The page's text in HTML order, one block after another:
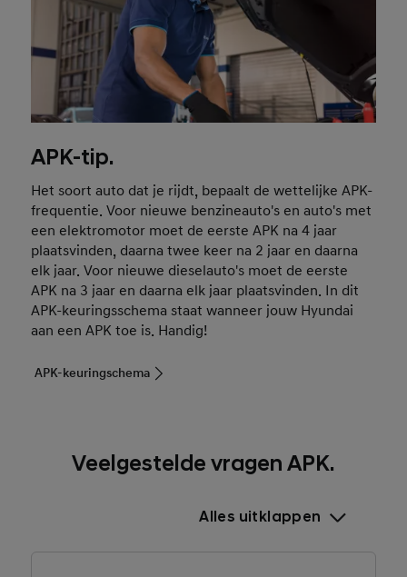
APK-tip.
Het soort auto dat je rijdt, bepaalt de wettelijke APK-
frequentie. Voor nieuwe benzineauto's en auto's met
een elektromotor moet de eerste APK na 4 jaar
plaatsvinden, daarna twee keer na 2 jaar en daarna
elk jaar. Voor nieuwe dieselauto's moet de eerste
APK na 3 jaar en daarna elk jaar plaatsvinden. In dit
APK-keuringsschema staat wanneer jouw Hyundai
aan een APK toe is. Handig!
APK-keuringschema
Veelgestelde vragen APK.
Alles uitklappen